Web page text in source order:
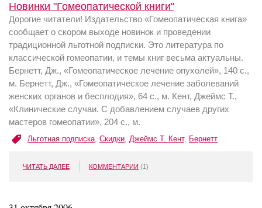
Новинки "Гомеопатической книги"
Дорогие читатели! Издательство «Гомеопатическая книга»
сообщает о скором выходе новинок и проведении
традиционной льготной подписки. Это литература по
классической гомеопатии, и темы книг весьма актуальны.
Бернетт, Дж., «Гомеопатическое лечение опухолей», 140 с.,
м. Бернетт, Дж., «Гомеопатическое лечение заболеваний
женских органов и бесплодия», 64 с., м. Кент, Джеймс Т.,
«Клинические случаи. С добавлением случаев других
мастеров гомеопатии», 204 с., м.
Льготная подписка, Скидки, Джеймс Т. Кент, Бернетт
ЧИТАТЬ ДАЛЕЕ КОММЕНТАРИИ (1)